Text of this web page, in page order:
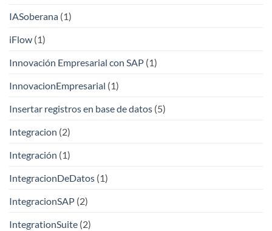
IASoberana (1)
iFlow (1)
Innovación Empresarial con SAP (1)
InnovacionEmpresarial (1)
Insertar registros en base de datos (5)
Integracion (2)
Integración (1)
IntegracionDeDatos (1)
IntegracionSAP (2)
IntegrationSuite (2)